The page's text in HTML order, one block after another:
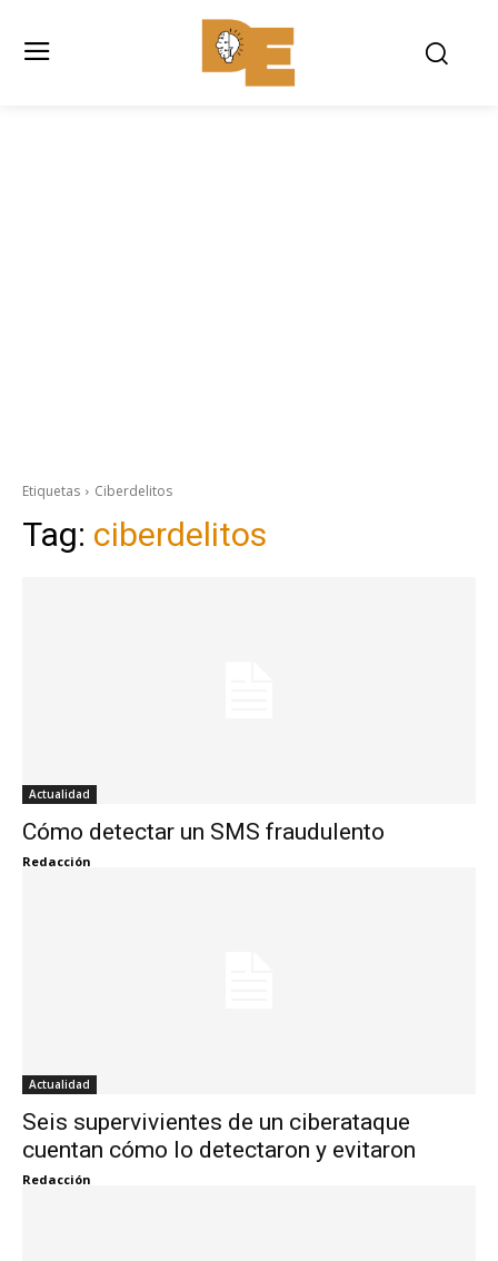
Etiquetas Ciberdelitos
Tag: ciberdelitos
Actualidad
Cómo detectar un SMS fraudulento
Redacción
Actualidad
Seis supervivientes de un ciberataque
cuentan cómo lo detectaron y evitaron
Redacción